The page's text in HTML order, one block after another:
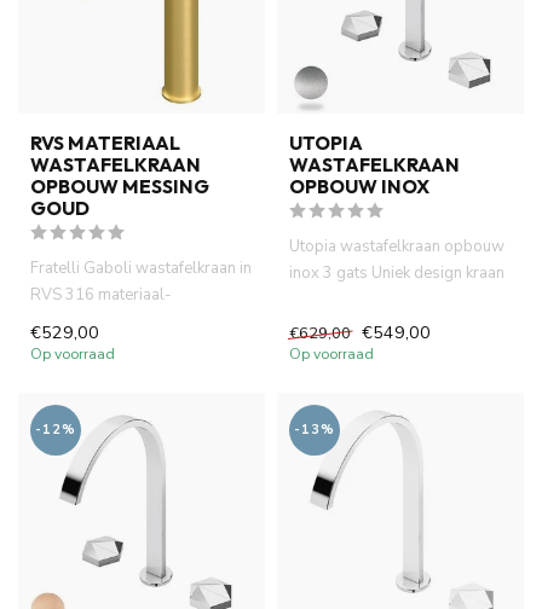
RVS MATERIAAL
WASTAFELKRAAN
OPBOUW MESSING
GOUD
Fratelli Gaboli wastafelkraan in
RVS 316 materiaal-
geborsteld messing gouden
op...
€529,00
Op voorraad
UTOPIA
WASTAFELKRAAN
OPBOUW INOX
Utopia wastafelkraan opbouw
inox 3 gats Uniek design kraan
€629,00 €549,00
Op voorraad
-12% -13%